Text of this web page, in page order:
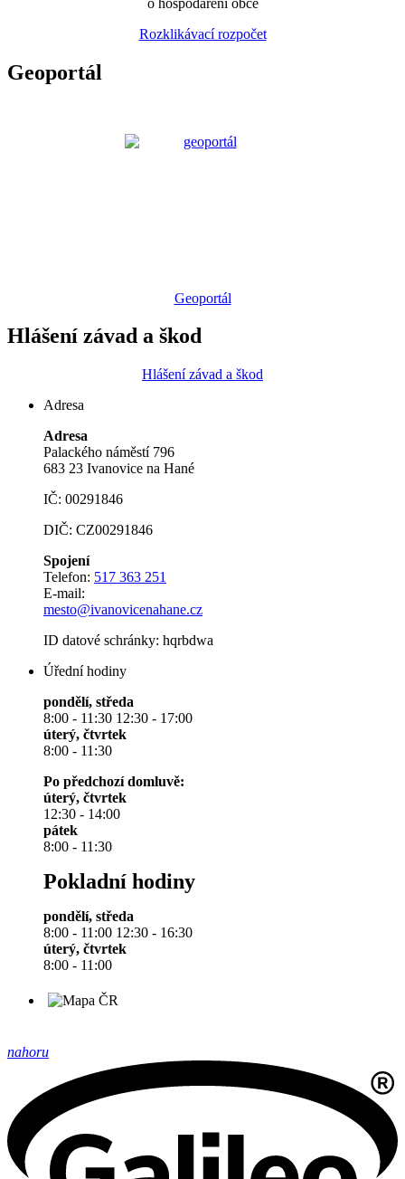
Rozklikávací rozpočet
Geoportál
Geoportál
Hlášení závad a škod
Hlášení závad a škod
Adresa
Adresa
Palackého náměstí 796
683 23 Ivanovice na Hané
IČ: 00291846
DIČ: CZ00291846
Spojení
Telefon: 517 363 251
E-mail:
mesto@ivanovicenahane.cz
ID datové schránky: hqrbdwa
Úřední hodiny
pondělí, středa
8:00 - 11:30 12:30 - 17:00
úterý, čtvrtek
8:00 - 11:30
Po předchozí domluvě:
úterý, čtvrtek
12:30 - 14:00
pátek
8:00 - 11:30
Pokladní hodiny
pondělí, středa
8:00 - 11:00 12:30 - 16:30
úterý, čtvrtek
8:00 - 11:00
nahoru